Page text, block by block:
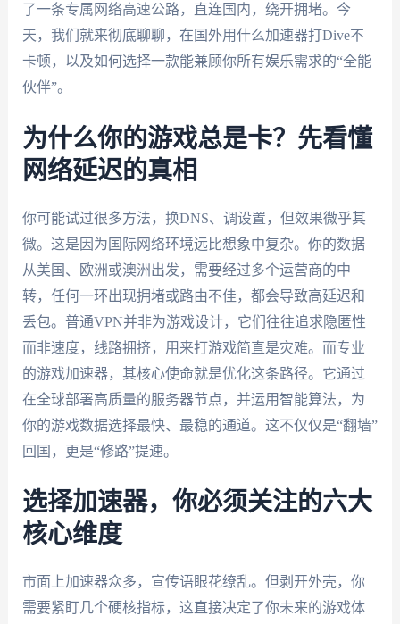
了一条专属网络高速公路，直连国内，绕开拥堵。今
天，我们就来彻底聊聊，在国外用什么加速器打Dive不
卡顿，以及如何选择一款能兼顾你所有娱乐需求的“全能
伙伴”。
为什么你的游戏总是卡？先看懂
网络延迟的真相
你可能试过很多方法，换DNS、调设置，但效果微乎其
微。这是因为国际网络环境远比想象中复杂。你的数据
从美国、欧洲或澳洲出发，需要经过多个运营商的中
转，任何一环出现拥堵或路由不佳，都会导致高延迟和
丢包。普通VPN并非为游戏设计，它们往往追求隐匿性
而非速度，线路拥挤，用来打游戏简直是灾难。而专业
的游戏加速器，其核心使命就是优化这条路径。它通过
在全球部署高质量的服务器节点，并运用智能算法，为
你的游戏数据选择最快、最稳的通道。这不仅仅是“翻墙”
回国，更是“修路”提速。
选择加速器，你必须关注的六大
核心维度
市面上加速器众多，宣传语眼花缭乱。但剥开外壳，你
需要紧盯几个硬核指标，这直接决定了你未来的游戏体